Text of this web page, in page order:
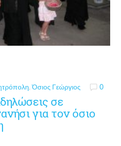
,Όσιος Γεώργιος 0
σε
για τον όσιο